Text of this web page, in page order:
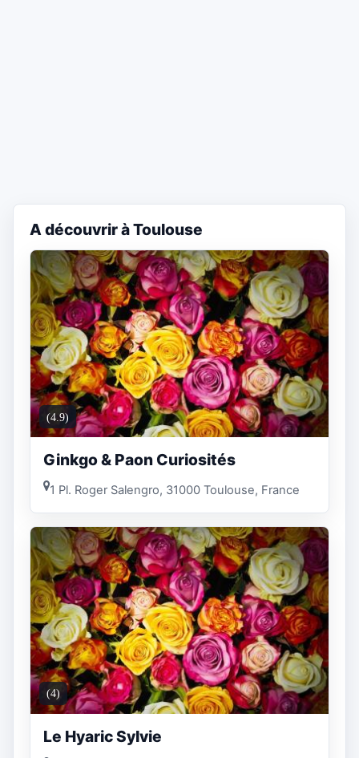
A découvrir à Toulouse
(4.9)
Ginkgo & Paon Curiosités
1 Pl. Roger Salengro, 31000 Toulouse, France
(4)
Le Hyaric Sylvie